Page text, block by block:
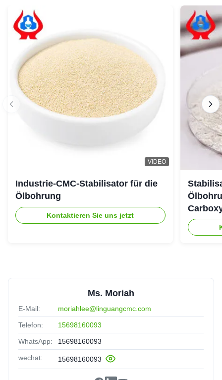
VIDEO
Industrie-CMC-Stabilisator für die
Ölbohrung
Kontaktieren Sie uns jetzt
Ms. Moriah
E-Mail: moriahlee@linguangcmc.com
Telefon: 15698160093
WhatsApp: 15698160093
wechat: 15698160093